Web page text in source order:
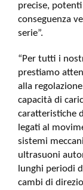
precise,
conseguenza
serie”.
“Per tutti i
prestiamo
alla
capacità di
caratteristiche
legati al
sistemi
ultrasuoni
lunghi periodi
cambi di